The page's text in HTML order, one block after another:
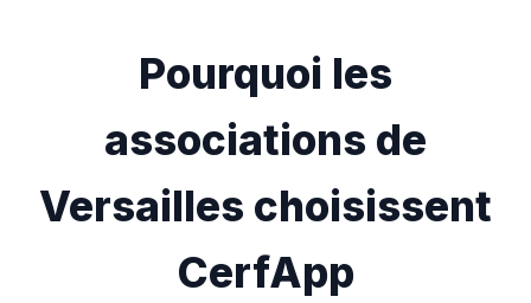
Pourquoi les
associations de
Versailles choisissent
CerfApp